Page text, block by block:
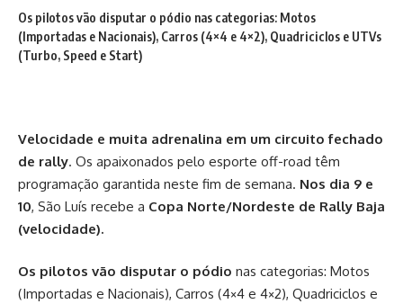
Os pilotos vão disputar o pódio nas categorias: Motos
(Importadas e Nacionais), Carros (4×4 e 4×2), Quadriciclos e UTVs
(Turbo, Speed e Start)
Velocidade e muita adrenalina em um circuito fechado
de rally. Os apaixonados pelo esporte off-road têm
programação garantida neste fim de semana. Nos dia 9 e
10, São Luís recebe a Copa Norte/Nordeste de Rally Baja
(velocidade).
Os pilotos vão disputar o pódio nas categorias: Motos
(Importadas e Nacionais), Carros (4×4 e 4×2), Quadriciclos e